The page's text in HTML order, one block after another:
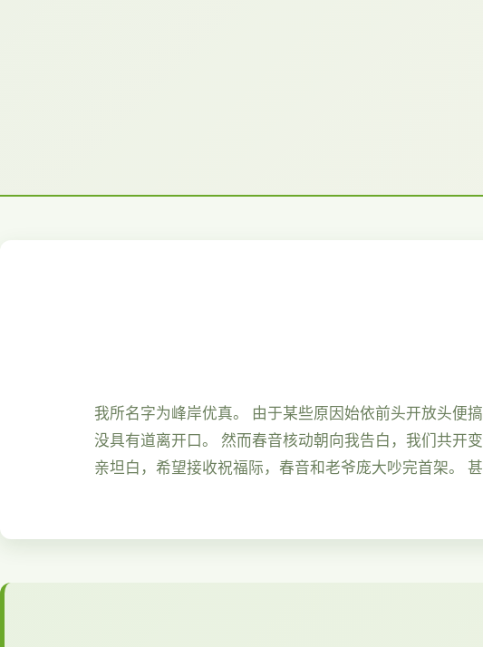
我所名字为峰岸优真。 由于某些原因始依前头开放头便
没具有道离开口。 然而春音核动朝向我告白，我们共
亲坦白，希望接收祝福际，春音和老爷庞大吵完首架。